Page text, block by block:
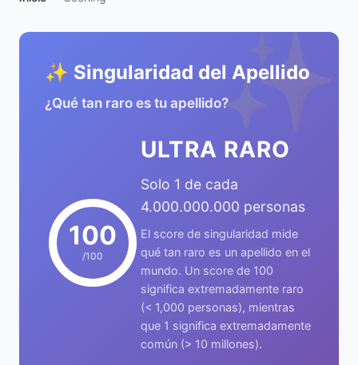
✨
✨ Singularidad del Apellido
¿Qué tan raro es tu apellido?
100
/100
ULTRA RARO
Solo 1 de cada
4.000.000.000 personas
El score de singularidad mide
qué tan raro es un apellido en el
mundo. Un score de 100
significa extremadamente raro
(< 1,000 personas), mientras
que 1 significa extremadamente
común (> 10 millones).